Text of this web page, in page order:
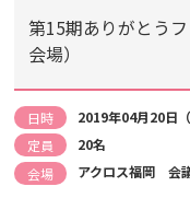
第15期ありがとう
会場）
日時 2019年04月20日（
定員
20名
会場
アクロス福岡 会